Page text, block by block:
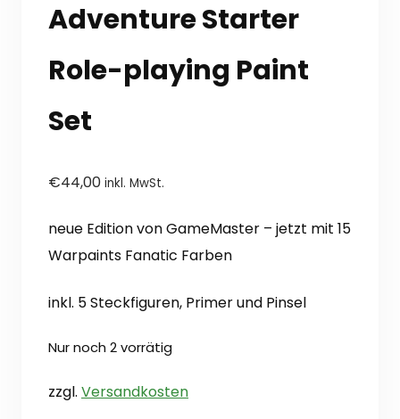
Adventure Starter
Role-playing Paint
Set
€44,00 inkl. MwSt.
neue Edition von GameMaster – jetzt mit 15
Warpaints Fanatic Farben
inkl. 5 Steckfiguren, Primer und Pinsel
Nur noch 2 vorrätig
zzgl. Versandkosten